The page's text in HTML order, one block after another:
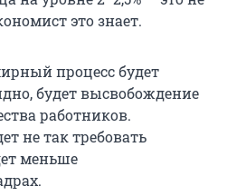
это знает.
процесс будет
будет высвобождение
работников.
не так требовать
меньше